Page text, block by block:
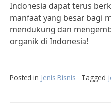
Indonesia dapat terus
manfaat yang besar bagi
mendukung dan
organik di Indonesia!
Posted in Jenis Bisnis Tagged